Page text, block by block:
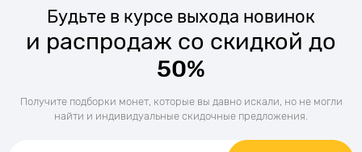
Будьте в курсе выхода новинок
и распродаж со скидкой до
50%
Получите подборки монет, которые вы давно искали, но не могли
найти и индивидуальные скидочные предложения.